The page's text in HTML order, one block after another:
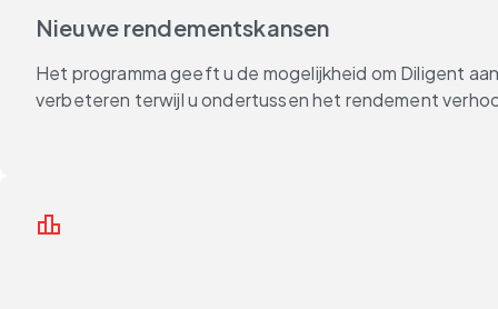
Nieuwe rendementskansen
Het programma geeft u de mogelijkheid om Diligent
verbeteren terwijl u ondertussen het rendement
leaderboard